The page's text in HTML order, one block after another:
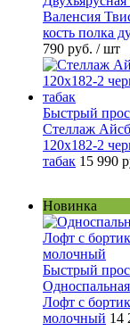
Валенсия
кость полка
790 руб. / шт
Быстрый
Стеллаж
120х182-2
табак 15 990
Новинка
Быстрый
Лофт с
молочный 14